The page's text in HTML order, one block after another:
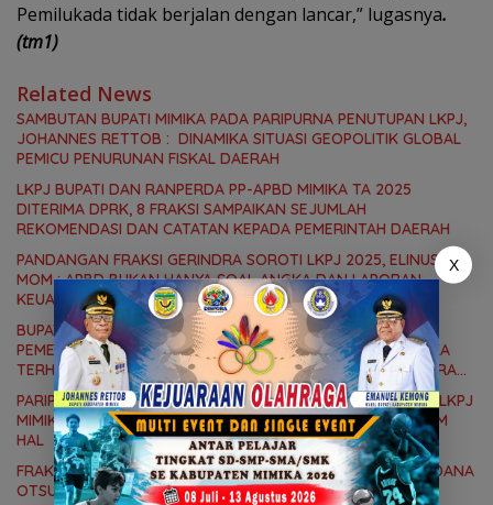
Pemilukada tidak berjalan dengan lancar,” lugasnya.
(tm1)
Related News
SAMBUTAN BUPATI MIMIKA PADA PARIPURNA PENUTUPAN LKPJ,
JOHANNES RETTOB : DINAMIKA SITUASI GEOPOLITIK GLOBAL
PEMICU PENURUNAN FISKAL DAERAH
LKPJ BUPATI DAN RANPERDA PP-APBD MIMIKA TA 2025
DITERIMA DPRK, 8 FRAKSI SAMPAIKAN SEJUMLAH
REKOMENDASI DAN CATATAN KEPADA PEMERINTAH DAERAH
PANDANGAN FRAKSI GERINDRA SOROTI LKPJ 2025, ELINUS B
MOM : APBD BUKAN HANYA SOAL ANGKA DAN LAPORAN
KEUANGAN, TETAPI SEJAUH MANA MAMPU MENJAWAB
KEBUTUHAN MASYARAKAT
BUPATI JOHANNES RETTOB SAMPAIKAN JAWABAN
PEMERINTAH, ATAS PANDANGAN UMUM FRAKSI DPRK MIMIKA
TERHADAP LKPJ DAN RANPERDA PP- APBD TAHUN ANGGARAN
PARIPURNA II DPRK MIMIKA ATAS PIDATO BUPATI TENTANG LKPJ
MIMIKA TA 2025, 8 FRAKSI DPRK MIMIKA SOROTI BERMACAM
HAL
FRAKSI DEMOKRAT SOROTI SOAL MENURUNNYA ALOKASI DANA
OTSUS, DESSY PUTRIKA : PADAHAL OTSUS MERUPAKAN
X